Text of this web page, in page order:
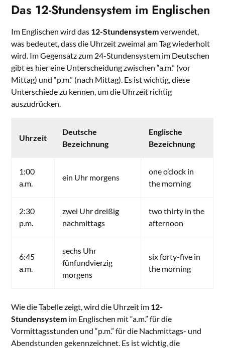
Das 12-Stundensystem im Englischen
Im Englischen wird das 12-Stundensystemverwendet,
was bedeutet, dass die Uhrzeit zweimal am Tag wiederholt
wird. Im Gegensatz zum 24-Stundensystem im Deutschen
gibt es hier eine Unterscheidung zwischen “a.m.” (vor
Mittag) und “p.m.” (nach Mittag). Es ist wichtig, diese
Unterschiede zu kennen, um die Uhrzeit richtig
auszudrücken.
Uhrzeit
Deutsche
Bezeichnung
Englische
Bezeichnung
1:00
a.m.
ein Uhr morgens
one o’clock in
the morning
2:30
p.m.
zwei Uhr dreißig
nachmittags
two thirty in the
afternoon
6:45
a.m.
sechs Uhr
fünfundvierzig
morgens
six forty-five in
the morning
Wie die Tabelle zeigt, wird die Uhrzeit im 12-
Stundensystem im Englischen mit “a.m.” für die
Vormittagsstunden und “p.m.” für die Nachmittags- und
Abendstunden gekennzeichnet. Es ist wichtig, die